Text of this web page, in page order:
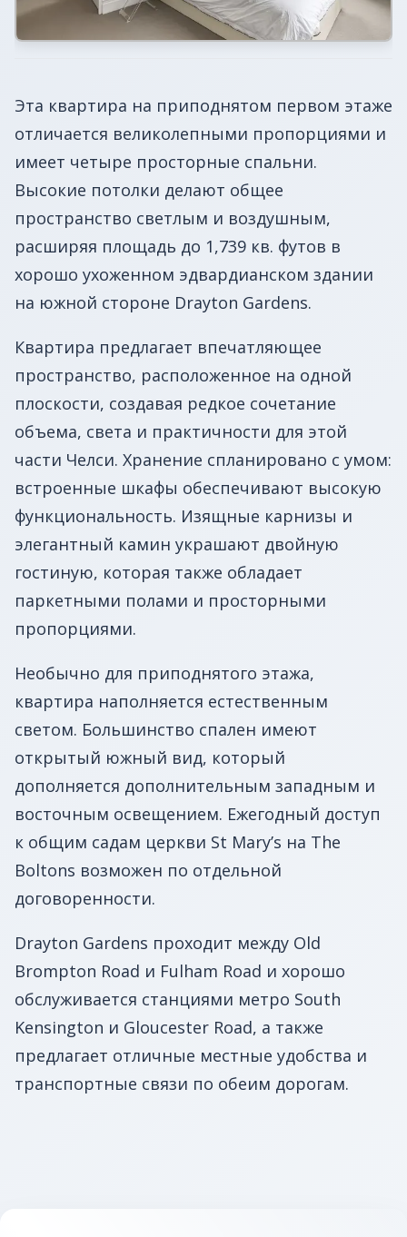
Эта квартира на приподнятом первом этаже
отличается великолепными пропорциями и
имеет четыре просторные спальни.
Высокие потолки делают общее
пространство светлым и воздушным,
расширяя площадь до 1,739 кв. футов в
хорошо ухоженном эдвардианском здании
на южной стороне Drayton Gardens.
Квартира предлагает впечатляющее
пространство, расположенное на одной
плоскости, создавая редкое сочетание
объема, света и практичности для этой
части Челси. Хранение спланировано с умом:
встроенные шкафы обеспечивают высокую
функциональность. Изящные карнизы и
элегантный камин украшают двойную
гостиную, которая также обладает
паркетными полами и просторными
пропорциями.
Необычно для приподнятого этажа,
квартира наполняется естественным
светом. Большинство спален имеют
открытый южный вид, который
дополняется дополнительным западным и
восточным освещением. Ежегодный доступ
к общим садам церкви St Mary’s на The
Boltons возможен по отдельной
договоренности.
Drayton Gardens проходит между Old
Brompton Road и Fulham Road и хорошо
обслуживается станциями метро South
Kensington и Gloucester Road, а также
предлагает отличные местные удобства и
транспортные связи по обеим дорогам.